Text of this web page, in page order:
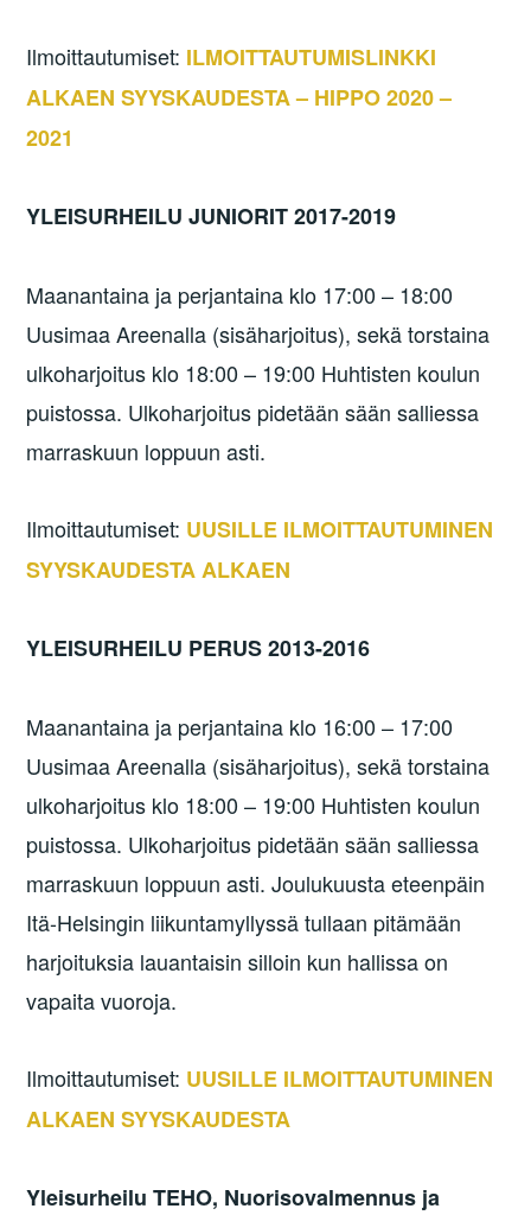
Ilmoittautumiset: ILMOITTAUTUMISLINKKI
ALKAEN SYYSKAUDESTA – HIPPO 2020 –
2021
YLEISURHEILU JUNIORIT 2017-2019
Maanantaina ja perjantaina klo 17:00 – 18:00
Uusimaa Areenalla (sisäharjoitus), sekä torstaina
ulkoharjoitus klo 18:00 – 19:00 Huhtisten koulun
puistossa. Ulkoharjoitus pidetään sään salliessa
marraskuun loppuun asti.
Ilmoittautumiset: UUSILLE ILMOITTAUTUMINEN
SYYSKAUDESTA ALKAEN
YLEISURHEILU PERUS 2013-2016
Maanantaina ja perjantaina klo 16:00 – 17:00
Uusimaa Areenalla (sisäharjoitus), sekä torstaina
ulkoharjoitus klo 18:00 – 19:00 Huhtisten koulun
puistossa. Ulkoharjoitus pidetään sään salliessa
marraskuun loppuun asti. Joulukuusta eteenpäin
Itä-Helsingin liikuntamyllyssä tullaan pitämään
harjoituksia lauantaisin silloin kun hallissa on
vapaita vuoroja.
Ilmoittautumiset: UUSILLE ILMOITTAUTUMINEN
ALKAEN SYYSKAUDESTA
Yleisurheilu TEHO, Nuorisovalmennus ja